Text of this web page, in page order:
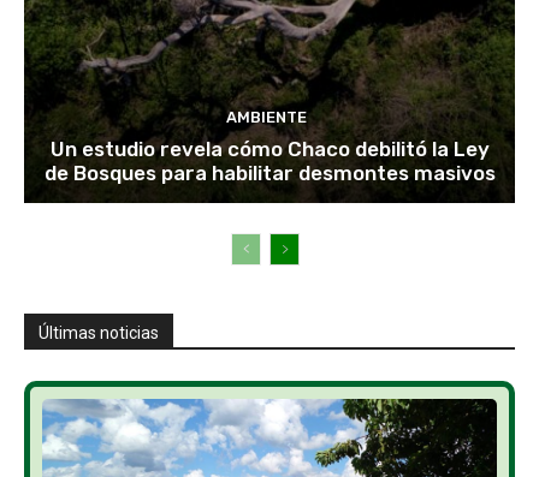
AMBIENTE
Un estudio revela cómo Chaco debilitó la Ley
de Bosques para habilitar desmontes masivos
Últimas noticias